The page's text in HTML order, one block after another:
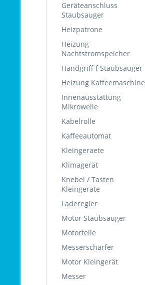
Geräteanschluss
Staubsauger
Heizpatrone
Heizung
Nachtstromspeicher
Handgriff f Staubsauger
Heizung Kaffeemaschine
Innenausstattung
Mikrowelle
Kabelrolle
Kaffeeautomat
Kleingeraete
Klimagerät
Knebel / Tasten
Kleingeräte
Laderegler
Motor Staubsauger
Motorteile
Messerschärfer
Motor Kleingerät
Messer